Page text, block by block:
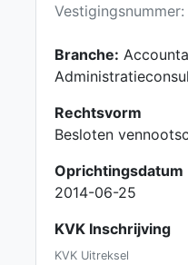
Branche:
Rechtsvorm
Besloten
Oprichtingsdatum
2014-06-25
KVK Inschrijving
KVK Uitreksel